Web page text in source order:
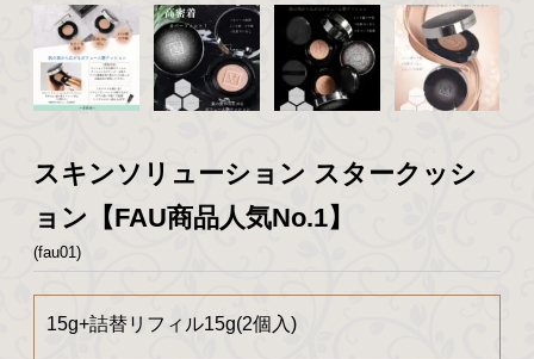
スキンソリューション スタークッシ
ョン【FAU商品人気No.1】
(fau01)
15g+詰替リフィル15g(2個入)